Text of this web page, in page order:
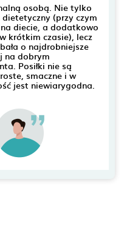
osobą. Nie tylko
(przy czym
diecie, a dodatkowo
krótkim czasie), lecz
o najdrobniejsze
na dobrym
Posiłki nie są
smaczne i w
jest niewiarygodna.